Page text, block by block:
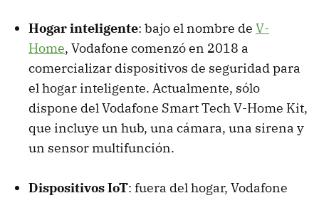
Hogar inteligente: bajo el nombre de V-
Home, Vodafone comenzó en 2018 a
comercializar dispositivos de seguridad para
el hogar inteligente. Actualmente, sólo
dispone del Vodafone Smart Tech V-Home Kit,
que incluye un hub, una cámara, una sirena y
un sensor multifunción.
Dispositivos IoT: fuera del hogar, Vodafone